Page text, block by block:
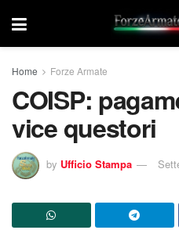
Home Forze Armate
COISP:
vice questori
by Ufficio Stampa